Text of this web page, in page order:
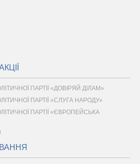
ПАРТІЇ «ДОВІРЯЙ ДІЛАМ»
ПАРТІЇ «СЛУГА НАРОДУ»
ПАРТІЇ «ЄВРОПЕЙСЬКА